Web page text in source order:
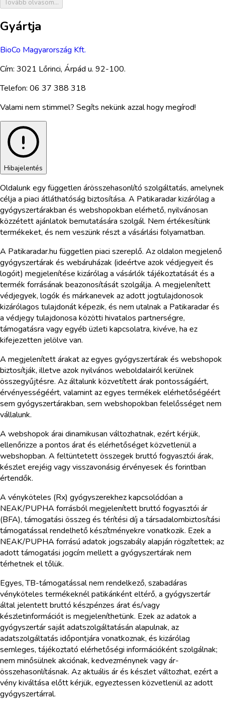
Tovább olvasom...
Gyártja
BioCo Magyarország Kft.
Cím: 3021 Lőrinci, Árpád u. 92-100.
Telefon: 06 37 388 318
Valami nem stimmel? Segíts nekünk azzal hogy megírod!
Hibajelentés
Oldalunk egy független árösszehasonlító szolgáltatás, amelynek
célja a piaci átláthatóság biztosítása. A Patikaradar kizárólag a
gyógyszertárakban és webshopokban elérhető, nyilvánosan
közzétett ajánlatok bemutatására szolgál. Nem értékesítünk
termékeket, és nem veszünk részt a vásárlási folyamatban.
A Patikaradar.hu független piaci szereplő. Az oldalon megjelenő
gyógyszertárak és webáruházak (ideértve azok védjegyeit és
logóit) megjelenítése kizárólag a vásárlók tájékoztatását és a
termék forrásának beazonosítását szolgálja. A megjelenített
védjegyek, logók és márkanevek az adott jogtulajdonosok
kizárólagos tulajdonát képezik, és nem utalnak a Patikaradar és
a védjegy tulajdonosa közötti hivatalos partnerségre,
támogatásra vagy egyéb üzleti kapcsolatra, kivéve, ha ez
kifejezetten jelölve van.
A megjelenített árakat az egyes gyógyszertárak és webshopok
biztosítják, illetve azok nyilvános weboldalairól kerülnek
összegyűjtésre. Az általunk közvetített árak pontosságáért,
érvényességéért, valamint az egyes termékek elérhetőségéért
sem gyógyszertárakban, sem webshopokban felelősséget nem
vállalunk.
A webshopok árai dinamikusan változhatnak, ezért kérjük,
ellenőrizze a pontos árat és elérhetőséget közvetlenül a
webshopban. A feltüntetett összegek bruttó fogyasztói árak,
készlet erejéig vagy visszavonásig érvényesek és forintban
értendők.
A vényköteles (Rx) gyógyszerekhez kapcsolódóan a
NEAK/PUPHA forrásból megjelenített bruttó fogyasztói ár
(BFA), támogatási összeg és térítési díj a társadalombiztosítási
támogatással rendelhető készítményekre vonatkozik. Ezek a
NEAK/PUPHA forrású adatok jogszabály alapján rögzítettek; az
adott támogatási jogcím mellett a gyógyszertárak nem
térhetnek el tőlük.
Egyes, TB-támogatással nem rendelkező, szabadáras
vényköteles termékeknél patikánként eltérő, a gyógyszertár
által jelentett bruttó készpénzes árat és/vagy
készletinformációt is megjeleníthetünk. Ezek az adatok a
gyógyszertár saját adatszolgáltatásán alapulnak, az
adatszolgáltatás időpontjára vonatkoznak, és kizárólag
semleges, tájékoztató elérhetőségi információként szolgálnak;
nem minősülnek akciónak, kedvezménynek vagy ár-
összehasonlításnak. Az aktuális ár és készlet változhat, ezért a
vény kiváltása előtt kérjük, egyeztessen közvetlenül az adott
gyógyszertárral.